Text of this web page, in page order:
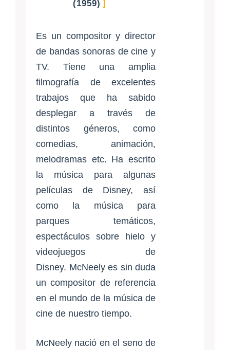
(1959)
Es un compositor y director
de bandas sonoras de cine y
TV. Tiene una amplia
filmografía de excelentes
trabajos que ha sabido
desplegar a través de
distintos géneros, como
comedias, animación,
melodramas etc. Ha escrito
la música para algunas
películas de Disney, así
como la música para
parques temáticos,
espectáculos sobre hielo y
videojuegos de
Disney. McNeely es sin duda
un compositor de referencia
en el mundo de la música de
cine de nuestro tiempo.
McNeely nació en el seno de